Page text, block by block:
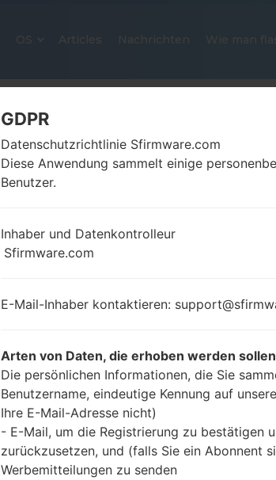
Nachrichten Wie man
OFFIZIELLER
Galaxy Pocket Neo
Laden Sie das neueste
Vergessen Sie jedoch nicht
angegebenen GT-S5310B
mit der PDA-Version
S5310BVJANA1 geliefert. Die
Jelly Bean 4.1.2. Detalierte
GDPR
Datenschutzrichtlinie Sfirmware.com
Diese Anwendung sammelt einige
Benutzer.
Inhaber und Datenkontrolleur
Sfirmware.com
E-Mail-Inhaber kontaktieren:
Arten von Daten, die erhoben werden
Die persönlichen Informationen, die Sie
Benutzername, eindeutige Kennung auf
Ihre E-Mail-Adresse nicht)
- E-Mail, um die Registrierung zu bestätigen
zurückzusetzen, und (falls Sie ein Abonnent
Werbemitteilungen zu senden